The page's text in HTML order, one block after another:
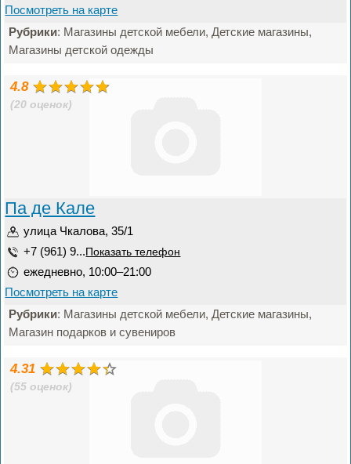
Посмотреть на карте
Рубрики: Магазины детской мебели, Детские магазины,
Магазины детской одежды
4.8
(20 оценок)
Па де Кале
улица Чкалова, 35/1
+7 (961) 9... Показать телефон
ежедневно, 10:00–21:00
Посмотреть на карте
Рубрики: Магазины детской мебели, Детские магазины,
Магазин подарков и сувениров
4.31
(55 оценок)